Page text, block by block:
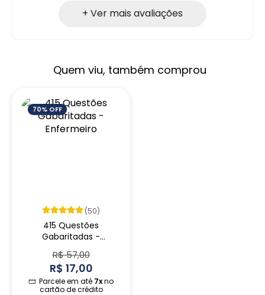
+ Ver mais avaliações
Quem viu, também comprou
70% OFF
(50)
415 Questões
Gabaritadas -
R$ 57,00
R$ 17,00
Parcele em até 7xno
cartão de crédito